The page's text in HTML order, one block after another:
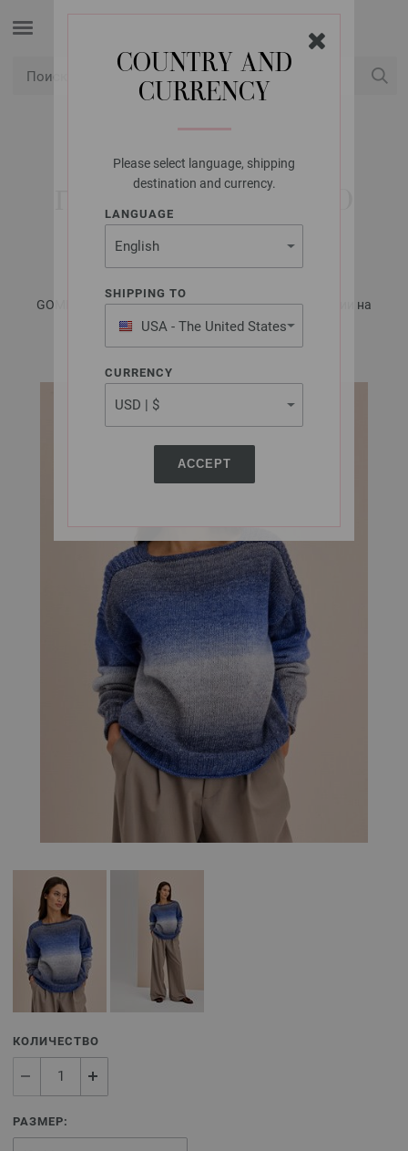
COUNTRY AND
CURRENCY
Please select language, shipping
destination and currency.
LANGUAGE
SHIPPING TO
USA - The United States
of America
CURRENCY
ACCEPT
LANA GROSSA
ПУЛОВЕР GOMITOLO
VERSIONE
GOMITOLO No. 14 - Журнал на немецком, инструкции на
русском языке | Модель 17
КОЛИЧЕСТВО
РАЗМЕР: